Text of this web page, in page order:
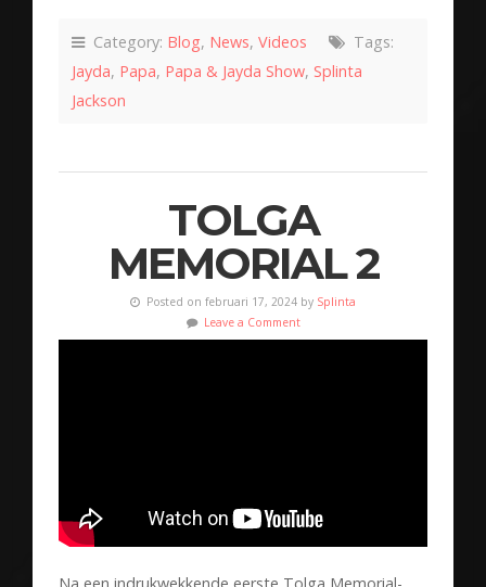
Category: Blog, News, Videos
Tags:
Jayda, Papa, Papa & Jayda Show, Splinta
Jackson
TOLGA
MEMORIAL 2
Posted on februari 17, 2024 by Splinta
Leave a Comment